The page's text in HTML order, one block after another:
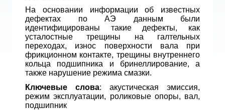
На основании информации об известных
дефектах по АЭ данным были
идентифицированы такие дефекты, как
усталостные трещины на галтельных
переходах, износ поверхности вала при
фрикционном контакте, трещины внутреннего
кольца подшипника и бринеллирование, а
также нарушение режима смазки.
Ключевые слова: акустическая эмиссия,
режим эксплуатации, роликовые опоры, вал,
подшипник